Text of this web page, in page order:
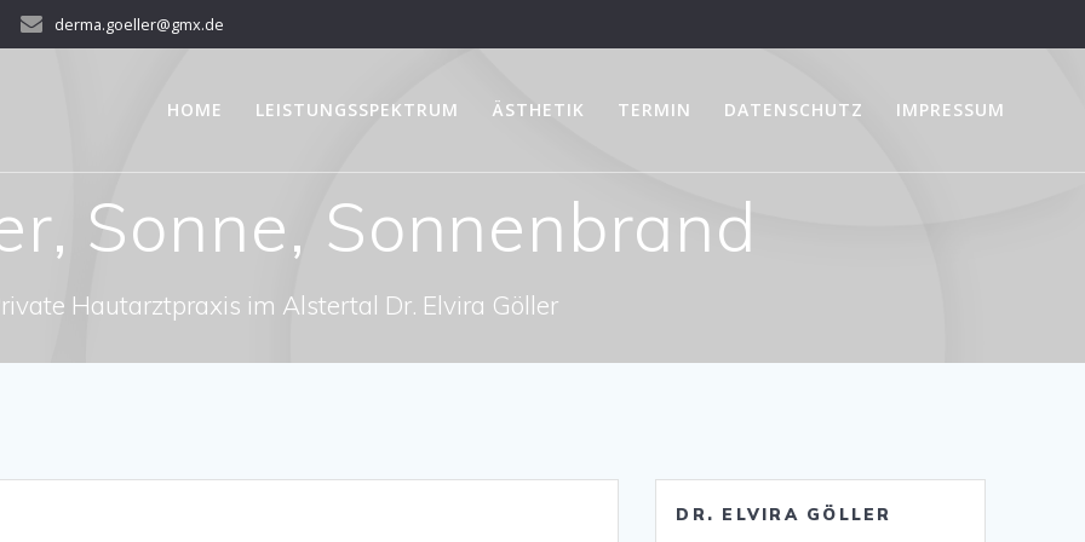
derma.goeller@gmx.de
HOME LEISTUNGSSPEKTRUM ÄSTHETIK TERMIN DATENSCHUTZ IMPRESSUM
Sonne, Sonnenbrand
Hautarztpraxis im Alstertal Dr. Elvira Göller
DR. ELVIRA GÖLLER